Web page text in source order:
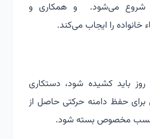
شروع می‌شود. و همکاری و
خانواده را ایجاب می‌کند.
روز باید کشیده شود، دستکاری
حفظ دامنه حرکتی حاصل از
چسب مخصوص بسته شود.